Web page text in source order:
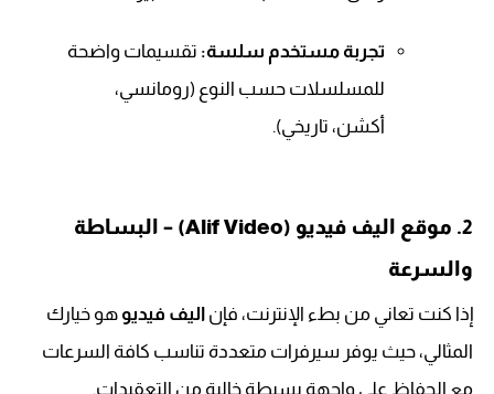
تجربة مستخدم سلسة: تقسيمات واضحة
للمسلسلات حسب النوع (رومانسي،
أكشن، تاريخي).
2. موقع اليف فيديو (Alif Video) – البساطة
والسرعة
إذا كنت تعاني من بطء الإنترنت، فإن اليف فيديو هو خيارك
المثالي، حيث يوفر سيرفرات متعددة تناسب كافة السرعات
مع الحفاظ على واجهة بسيطة خالية من التعقيدات.